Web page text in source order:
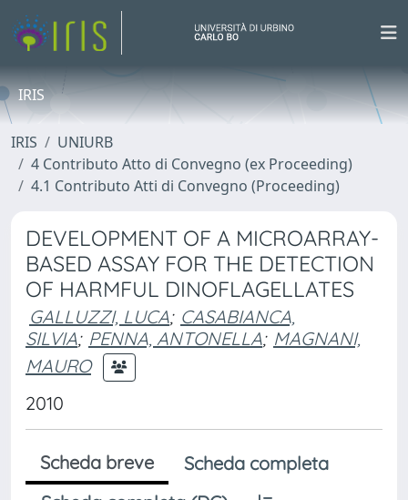
IRIS
IRIS
UNIURB
4 Contributo Atto di Convegno (ex Proceeding)
4.1 Contributo Atti di Convegno (Proceeding)
DEVELOPMENT OF A MICROARRAY-
BASED ASSAY FOR THE DETECTION
OF HARMFUL DINOFLAGELLATES
GALLUZZI, LUCA; CASABIANCA,
SILVIA; PENNA, ANTONELLA; MAGNANI,
MAURO
2010
Scheda breve
Scheda completa